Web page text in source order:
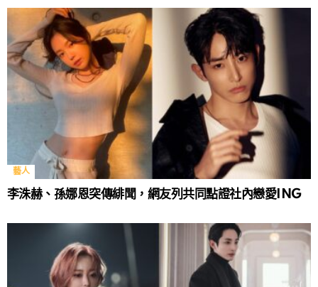
藝人
李洙赫、孫娜恩突傳緋聞，網友列共同點證社內戀愛ING